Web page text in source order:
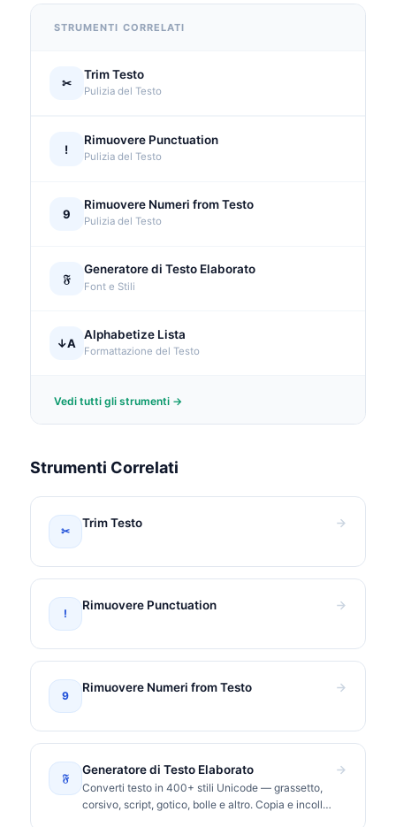
STRUMENTI CORRELATI
✂
Trim Testo
Pulizia del Testo
!
Rimuovere Punctuation
Pulizia del Testo
9
Rimuovere Numeri from Testo
Pulizia del Testo
𝔉
Generatore di Testo Elaborato
Font e Stili
↓A
Alphabetize Lista
Formattazione del Testo
Vedi tutti gli strumenti →
Strumenti Correlati
✂
Trim Testo
!
Rimuovere Punctuation
9
Rimuovere Numeri from Testo
𝔉
Generatore di Testo Elaborato
Converti testo in 400+ stili Unicode — grassetto,
corsivo, script, gotico, bolle e altro. Copia e incolla